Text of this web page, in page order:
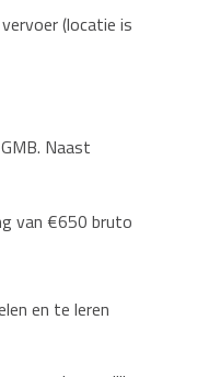
(locatie is
Naast
van €650 bruto
en te leren